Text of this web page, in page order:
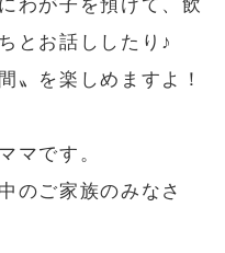
わが子を預けて、飲
とお話ししたり♪
〟を楽しめますよ！
マです。
のご家族のみなさ